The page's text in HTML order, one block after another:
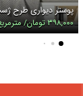
پوستر دیواری طرح
۳۹۸,۰۰۰ تومان/ مترمربع